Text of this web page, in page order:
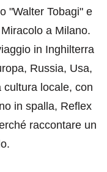
"Walter Tobagi" e
a Milano.
in Inghilterra
Russia, Usa,
locale, con
in spalla, Reflex
raccontare un